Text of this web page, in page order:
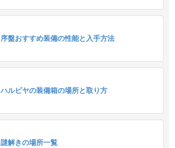
序盤おすすめ装備の性能と入手方法
ハルビヤの装備箱の場所と取り方
謎解きの場所一覧